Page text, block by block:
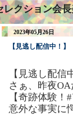
レクション会
2023年05月26日
【見逃し配信中！
【見逃し配信
さぁ、昨夜
【奇跡体験
意外な事実に